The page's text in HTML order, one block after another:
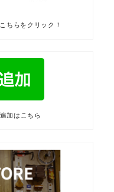
ちらをクリック！
加はこちら